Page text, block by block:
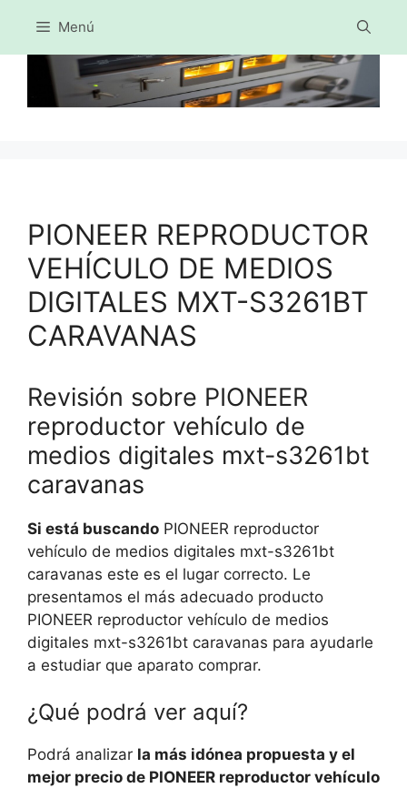
Saltar
al
contenido
Menú
PIONEER REPRODUCTOR
VEHÍCULO DE MEDIOS
DIGITALES MXT-S3261BT
CARAVANAS
Revisión sobre PIONEER
reproductor vehículo de
medios digitales mxt-s3261bt
caravanas
Si está buscando PIONEER reproductor
vehículo de medios digitales mxt-s3261bt
caravanas este es el lugar correcto. Le
presentamos el más adecuado producto
PIONEER reproductor vehículo de medios
digitales mxt-s3261bt caravanas para ayudarle
a estudiar que aparato comprar.
¿Qué podrá ver aquí?
Podrá analizar la más idónea propuesta y el
mejor precio de PIONEER reproductor vehículo